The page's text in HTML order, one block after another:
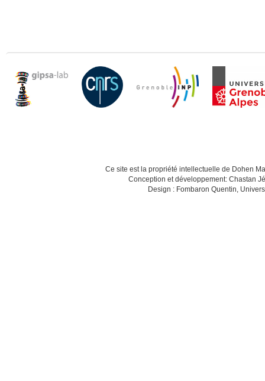
Ce site est la propriété intellectuelle de Dohen
Conception et développement: Chastan
Design : Fombaron Quentin,